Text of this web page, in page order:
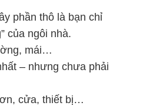
phần thô là bạn chỉ
của ngôi nhà.
mái…
– nhưng chưa phải
cửa, thiết bị…